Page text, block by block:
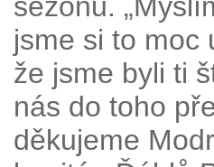
jsme si to moc
že jsme byli ti
nás do toho
děkujeme